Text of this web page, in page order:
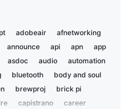
adobeair
afnetworking
announce api apn
app
asdoc audio
automation
bluetooth
body and soul
brewproj
brick pi
capistrano career